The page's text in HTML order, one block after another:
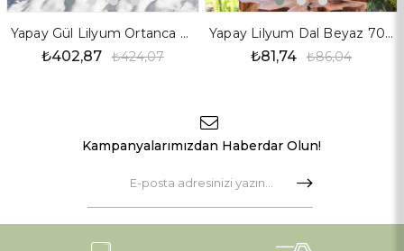
Yapay Gül Lilyum Ortanca Demet Somon
₺402,87 ₺424,07
Yapay Lilyum Dal Beyaz 70 cm
₺81,74 ₺86,04
Kampanyalarımızdan Haberdar Olun!